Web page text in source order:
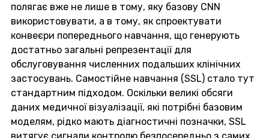
полягає вже не лише в тому, яку базову CNN
використовувати, а в тому, як спроектувати
конвеєри попереднього навчання, що генерують
достатньо загальні репрезентації для
обслуговування численних подальших клінічних
застосувань. Самостійне навчання (SSL) стало тут
стандартним підходом. Оскільки великі обсяги
даних медичної візуалізації, які потрібні базовим
моделям, рідко мають діагностичні позначки, SSL
витягує сигнали контролю безпосередньо з самих